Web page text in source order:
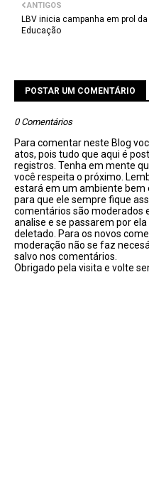
ANTIGOS
LBV inicia campanha em prol da
Educação
POSTAR UM COMENTÁRIO
0 Comentários
Para comentar neste Blog
atos, pois tudo que aqui é
registros. Tenha em mente
você respeita o próximo.
estará em um ambiente bem
para que ele sempre fique
comentários são moderados
analise e se passarem por
deletado. Para os novos
moderação não se faz
salvo nos comentários.
Obrigado pela visita e volte